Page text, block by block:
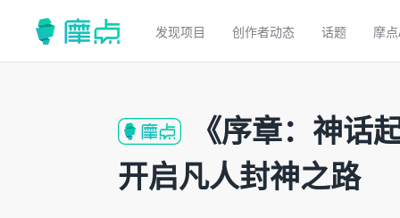
发现项目 创作者动态 话题 摩
《序章：神话
开启凡人封神之路